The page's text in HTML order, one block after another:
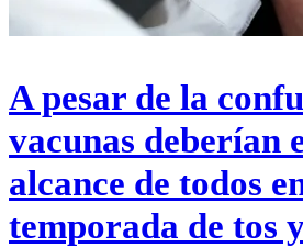
A pesar de la
vacunas deberían
alcance de todos
temporada de tos